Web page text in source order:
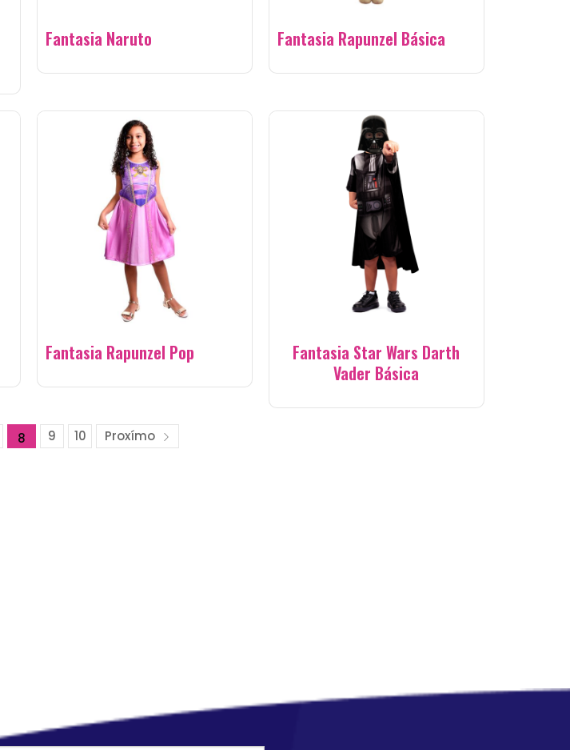
Fantasia Naruto Fantasia Rapunzel Básica
Fantasia Rapunzel Pop
Fantasia Star Wars Darth
Vader Básica
8 9 10 Proxímo